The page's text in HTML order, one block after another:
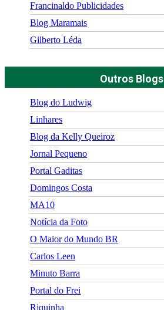
Francinaldo Publicidades
Blog Maramais
Gilberto Léda
Outros Blogs
Blog do Ludwig
Linhares
Blog da Kelly Queiroz
Jornal Pequeno
Portal Gaditas
Domingos Costa
MA10
Notícia da Foto
O Maior do Mundo BR
Carlos Leen
Minuto Barra
Portal do Frei
Riquinha